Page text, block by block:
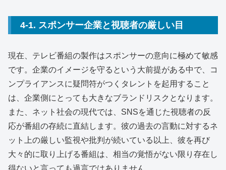
4-1. スポンサー企業と視聴者の厳しい目
現在、テレビ番組の製作はスポンサーの意向に極めて敏感
です。企業のイメージを守るという大前提がある中で、コ
ンプライアンスに疑問符がつくタレントを起用すること
は、企業側にとっても大きなブランドリスクとなります。
また、ネット社会の現代では、SNSを通じた視聴者の反
応が番組の存続に直結します。彼の過去の言動に対するネ
ット上の厳しい監視や批判が続いている以上、彼を再び
大々的に取り上げる番組は、相当の覚悟がない限り存在し